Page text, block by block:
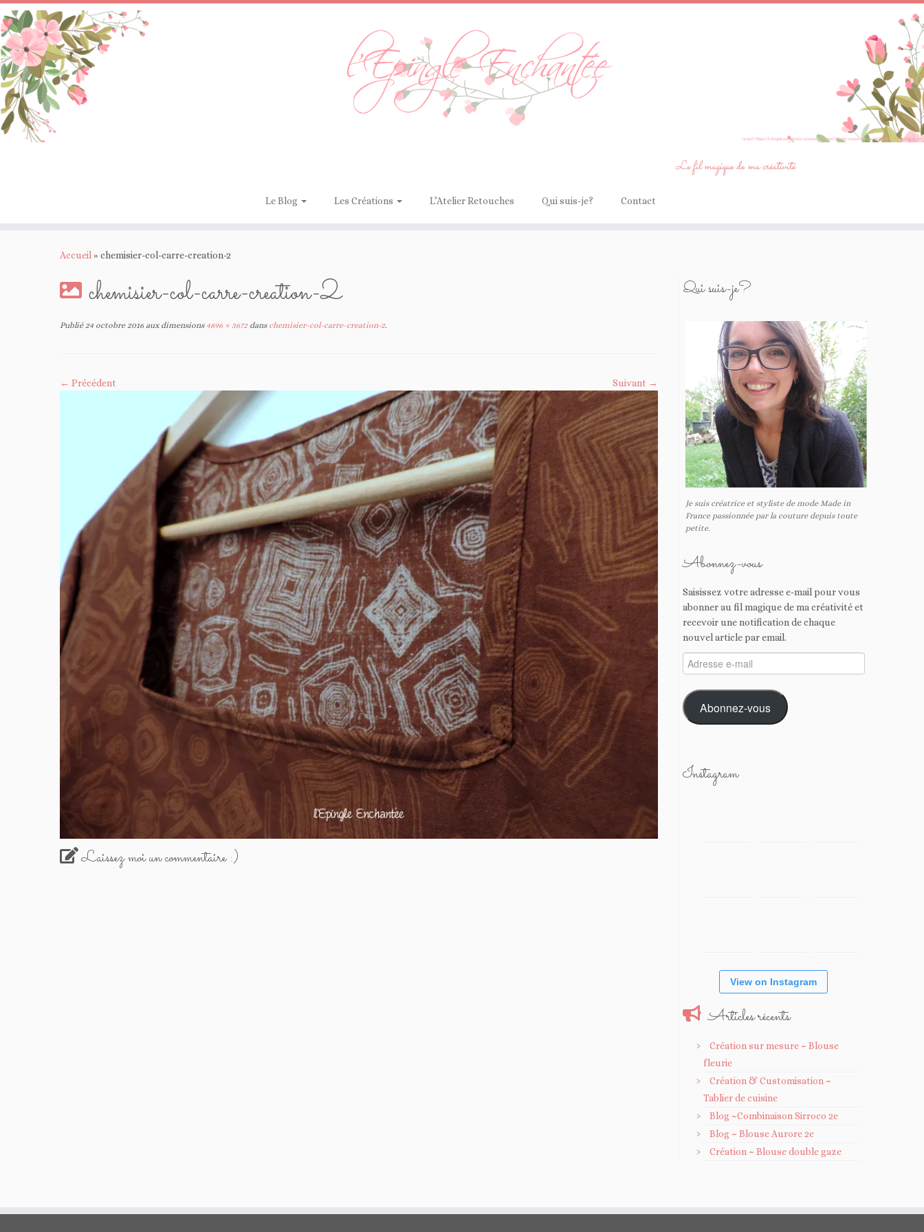
Passer
au
contenu
Le fil magique de ma créativité
Le Blog Les Créations L’Atelier Retouches Qui suis-je? Contact
Accueil » chemisier-col-carre-creation-2
chemisier-col-carre-creation-2
Publié 24 octobre 2016 aux dimensions4896 × 3672 danschemisier-col-carre-creation-2.
← Précédent Suivant →
Laissez moi un commentaire :)
Qui suis-je?
Je suis créatrice et styliste de mode Made in
France passionnée par la couture depuis toute
petite.
Abonnez-vous
Saisissez votre adresse e-mail pour vous
abonner au fil magique de ma créativité et
recevoir une notification de chaque
nouvel article par email.
Adresse
e-
mail
Abonnez-vous
Instagram
View on Instagram
Articles récents
Création sur mesure ~ Blouse
fleurie
Création & Customisation ~
Tablier de cuisine
Blog ~Combinaison Sirroco 2e
Blog ~ Blouse Aurore 2e
Création ~ Blouse double gaze